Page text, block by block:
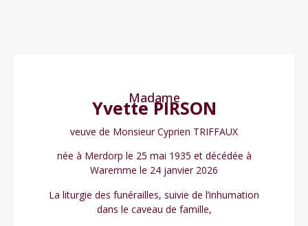
Madame
Yvette PIRSON
veuve de Monsieur Cyprien TRIFFAUX
née à Merdorp le 25 mai 1935 et décédée à
Waremme le 24 janvier 2026
La liturgie des funérailles, suivie de l’inhumation
dans le caveau de famille,